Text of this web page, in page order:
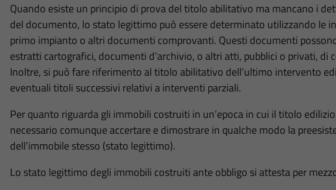
Quando esiste un principio di prova del titolo abilitativo ma mancano i
del documento, lo stato legittimo può essere determinato utilizzando le
primo impianto o altri documenti comprovanti. Questi documenti
estratti cartografici, documenti d’archivio, o altri atti, pubblici o privati, di
Inoltre, si può fare riferimento al titolo abilitativo dell’ultimo intervento
eventuali titoli successivi relativi a interventi parziali.
Per quanto riguarda gli immobili costruiti in un’epoca in cui il titolo
necessario comunque accertare e dimostrare in qualche modo la
dell’immobile stesso (stato legittimo).
Lo stato legittimo degli immobili costruiti ante obbligo si attesta per